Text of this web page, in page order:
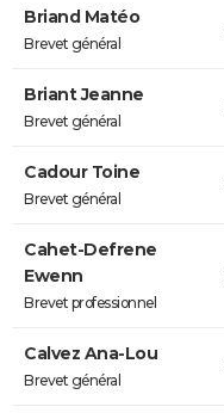
Briand Matéo
Brevet général
Briant Jeanne
Brevet général
Cadour Toine
Brevet général
Cahet-Defrene
Ewenn
Brevet professionnel
Calvez Ana-Lou
Brevet général